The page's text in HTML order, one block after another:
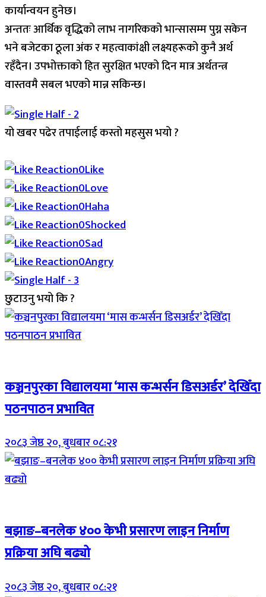
कार्यान्वयन हुनेछ।
अन्ततः आर्थिक वृद्धिको लाभ नागरिकको भान्सासम्म पुग्न सकेन
भने बजेटका ठूला अंक र महत्वाकांक्षी लक्ष्यहरूको कुनै अर्थ
रहँदैन। उपभोक्ताको हित सुरक्षित भएको दिन मात्र अर्थतन्त्र
वास्तवमै सबल भएको मान्न सकिन्छ।
यो खबर पढेर तपाईलाई कस्तो महसुस भयो ?
0Like
0Love
0Haha
0Shocked
0Sad
0Angry
छुटाउनु भयो कि ?
कञ्चनपुरका विद्यालयमा ‘मास कन्भर्सन डिसअर्डर’ देखिँदा
पठनपाठन प्रभावित
२०८३ जेष्ठ २०, बुधबार ०८:२१
बझाङ–बनलेक ४०० केभी प्रसारण लाइन निर्माण
प्रक्रिया अघि बढ्यो
२०८३ जेष्ठ २०, बुधबार ०८:२१